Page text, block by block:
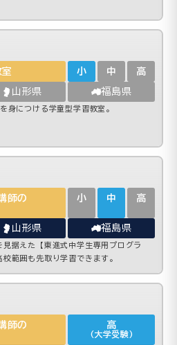
小 中 高
山形県 福島県
身につける学童型学習教室。
師の
小 中 高
山形県 福島県
据えた【東進式中学生専用プログラ
範囲も先取り学習できます。
師の
高
(大学受験)